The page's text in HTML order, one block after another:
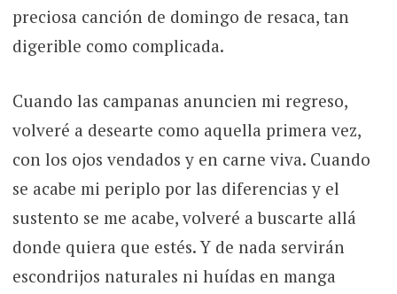
preciosa canción de domingo de resaca, tan
digerible como complicada.
Cuando las campanas anuncien mi regreso,
volveré a desearte como aquella primera vez,
con los ojos vendados y en carne viva. Cuando
se acabe mi periplo por las diferencias y el
sustento se me acabe, volveré a buscarte allá
donde quiera que estés. Y de nada servirán
escondrijos naturales ni huídas en manga